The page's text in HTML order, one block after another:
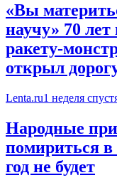
«Вы
научу» 70
ракету-
открыл
Lenta.ru1 неделя
Народные
помириться в
год не будет